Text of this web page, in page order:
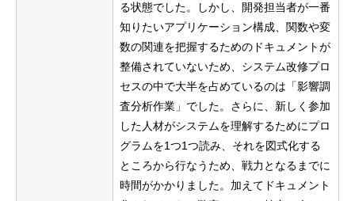
る状態でした。しかし、開発担当者が一番
知りたいアプリケーション構成、関数や変
数の関連を把握するためのドキュメントが
整備されていないため、システム改修プロ
セスの中で大半を占めているのは「影響調
査分析作業」でした。さらに、新しく参加
した人材がシステムを理解するためにプロ
グラムを1つ1つ読み、それを図式化する
ところから行なうため、戦力となるまでに
時間がかかりました。加えてドキュメント